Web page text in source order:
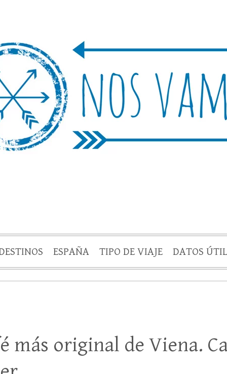
de Rutica
donde se comparte experiencias, trucos y consejos.
ESPAÑA TIPO DE VIAJE DATOS
más original de Viena.